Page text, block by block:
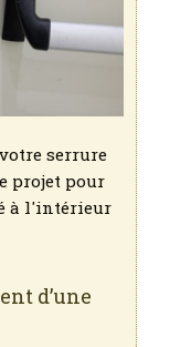
serrure
projet pour
à l'intérieur
d’une